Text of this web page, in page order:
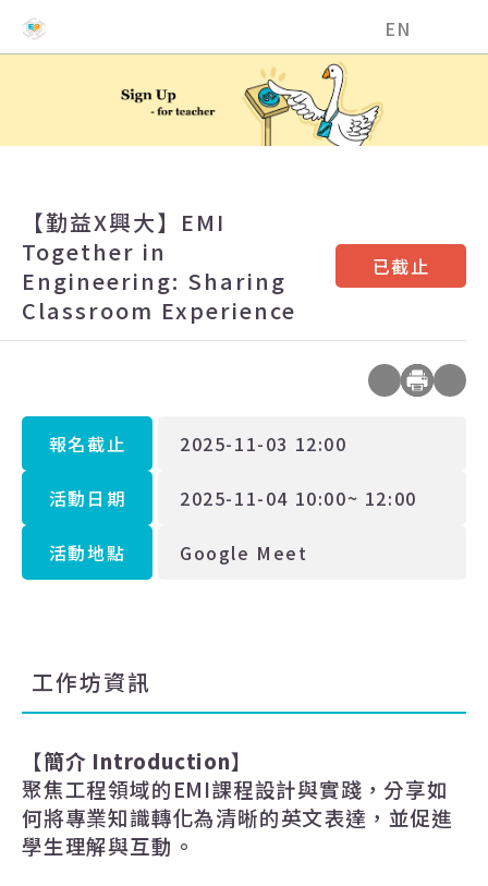
EN
【勤益X興大】EMI
Together in
Engineering: Sharing
Classroom Experience
已截止
報名截止 2025-11-03 12:00
活動日期 2025-11-04 10:00~ 12:00
活動地點 Google Meet
工作坊資訊
【簡介 Introduction】
聚焦工程領域的EMI課程設計與實踐，分享如
何將專業知識轉化為清晰的英文表達，並促進
學生理解與互動。